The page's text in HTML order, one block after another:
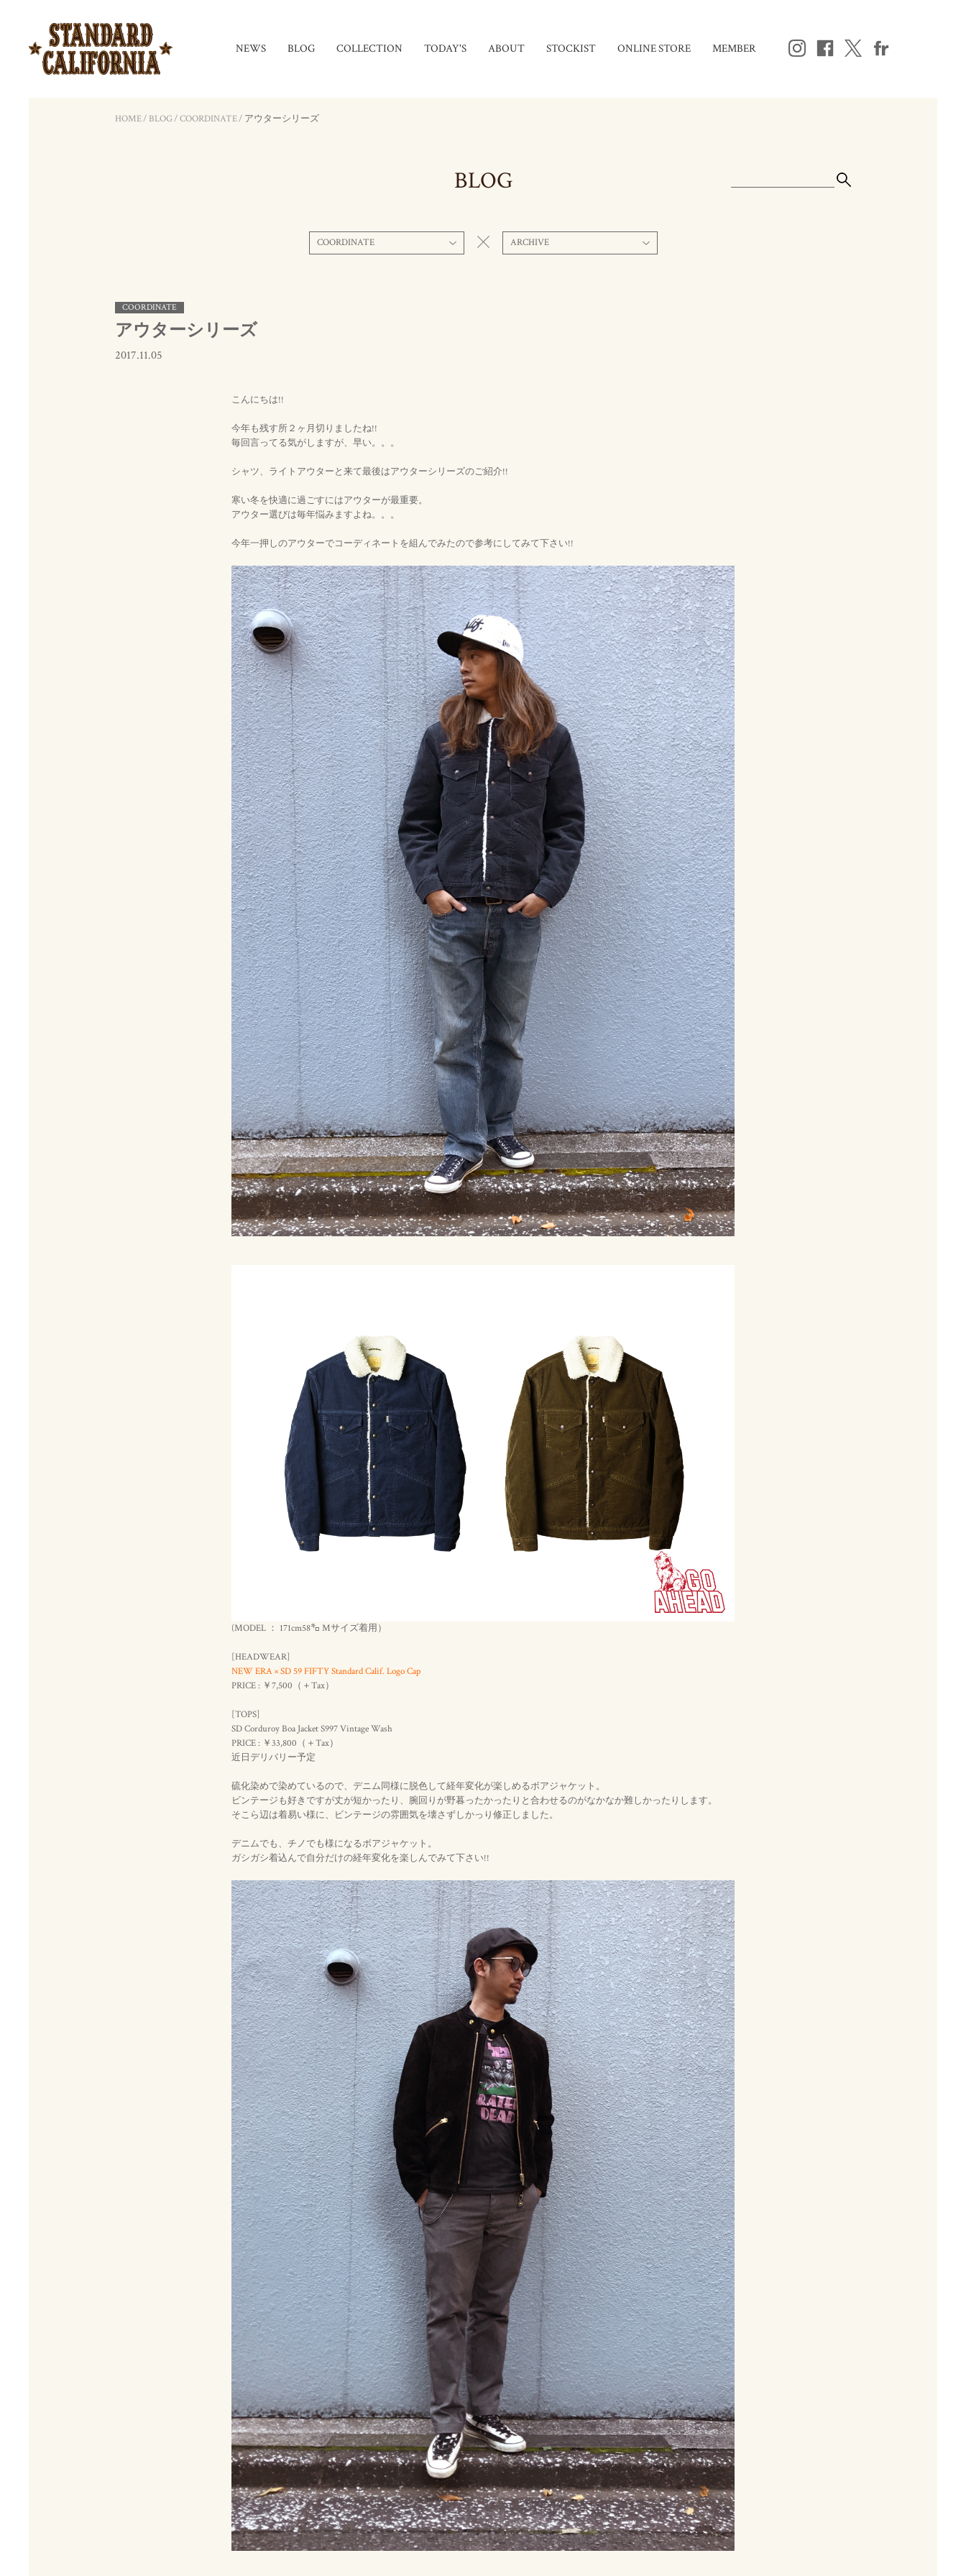
NEWS BLOG COLLECTION TODAY'S ABOUT STOCKIST ONLINE STORE MEMBER
HOME/ BLOG/COORDINATE/ アウターシリーズ
BLOG
COORDINATE ARCHIVE
COORDINATE
アウターシリーズ
2017.11.05
こんにちは!!
今年も残す所２ヶ月切りましたね!!
毎回言ってる気がしますが、早い。。。
シャツ、ライトアウターと来て最後はアウターシリーズのご紹介!!
寒い冬を快適に過ごすにはアウターが最重要。
アウター選びは毎年悩みますよね。。。
今年一押しのアウターでコーディネートを組んでみたので参考にしてみて下さい!!
(MODEL ： 171cm58㌔ Mサイズ着用）
[HEADWEAR]
NEW ERA × SD 59 FIFTY Standard Calif. Logo Cap
PRICE : ￥7,500（＋Tax）
[TOPS]
SD Corduroy Boa Jacket S997 Vintage Wash
PRICE : ￥33,800（＋Tax）
近日デリバリー予定
硫化染めで染めているので、デニム同様に脱色して経年変化が楽しめるボアジャケット。
ビンテージも好きですが丈が短かったり、腕回りが野暮ったかったりと合わせるのがなかなか難しかったりします。
そこら辺は着易い様に、ビンテージの雰囲気を壊さずしかっり修正しました。
デニムでも、チノでも様になるボアジャケット。
ガシガシ着込んで自分だけの経年変化を楽しんでみて下さい!!